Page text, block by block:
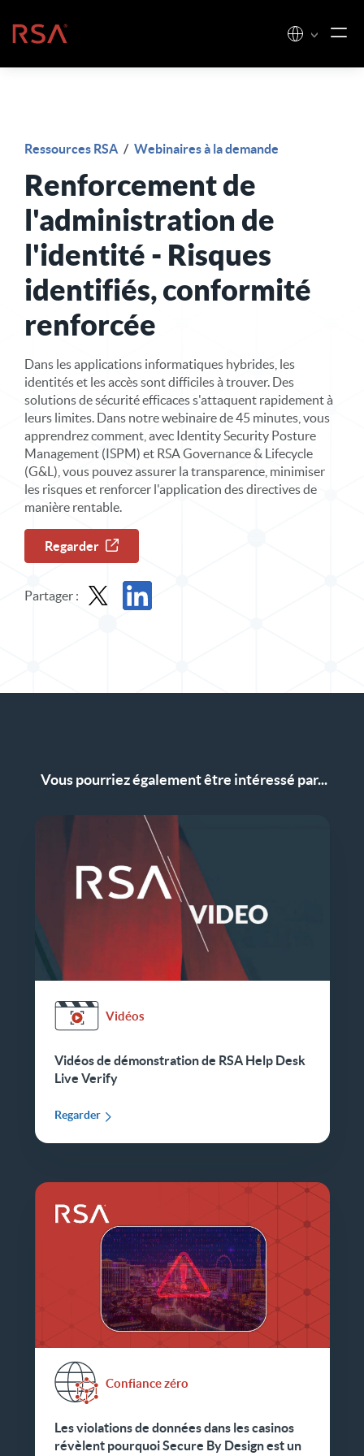
Accueil
Ressources RSA / Webinaires à la demande
Renforcement de
l'administration de
l'identité - Risques
identifiés, conformité
renforcée
Dans les applications informatiques hybrides, les
identités et les accès sont difficiles à trouver. Des
solutions de sécurité efficaces s'attaquent rapidement à
leurs limites. Dans notre webinaire de 45 minutes, vous
apprendrez comment, avec Identity Security Posture
Management (ISPM) et RSA Governance & Lifecycle
(G&L), vous pouvez assurer la transparence, minimiser
les risques et renforcer l'application des directives de
manière rentable.
Regarder
Partager :
Vous pourriez également être intéressé par...
Vidéos
Vidéos de démonstration de RSA Help Desk
Live Verify
Regarder
Confiance zéro
Les violations de données dans les casinos
révèlent pourquoi Secure By Design est un